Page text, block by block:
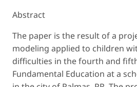
Abstract
The paper is the result of a
modeling applied to children
difficulties in the fourth and
Fundamental Education at a